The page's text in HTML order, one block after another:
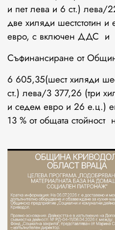
и пет лева и 6 ст.) лева/
две хиляди шестстотин
евро, с включен ДДС и
Съфинансиране от
6 605,35(шест хиляди
ст.) лева/3 377,26 (три
и седем евро и 26 е.ц.)
13 % от общата стойност